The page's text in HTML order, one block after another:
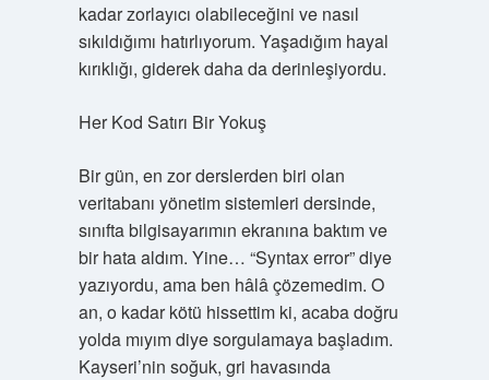
kadar zorlayıcı olabileceğini ve nasıl
sıkıldığımı hatırlıyorum. Yaşadığım hayal
kırıklığı, giderek daha da derinleşiyordu.
Her Kod Satırı Bir Yokuş
Bir gün, en zor derslerden biri olan
veritabanı yönetim sistemleri dersinde,
sınıfta bilgisayarımın ekranına baktım ve
bir hata aldım. Yine… “Syntax error” diye
yazıyordu, ama ben hâlâ çözemedim. O
an, o kadar kötü hissettim ki, acaba doğru
yolda mıyım diye sorgulamaya başladım.
Kayseri’nin soğuk, gri havasında